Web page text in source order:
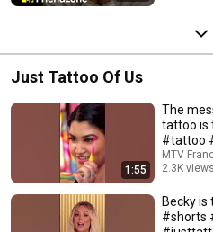
Just Tattoo Of Us
1:55
The
tattoo is
#tattoo
MTV
2.3K views
Becky is
#shorts